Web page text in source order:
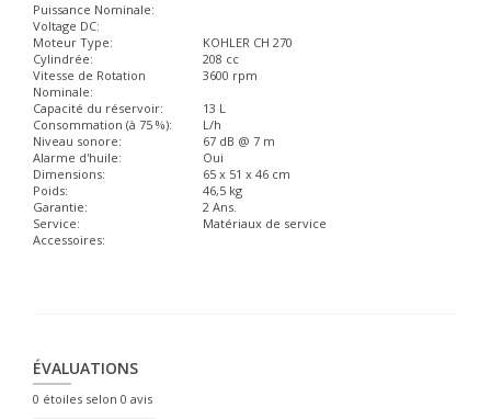
Puissance Nominale:
Voltage DC:
Moteur Type:
KOHLER CH 270
Cylindrée:
208 cc
Vitesse de Rotation
Nominale:
3600 rpm
Capacité du réservoir:
13 L
Consommation (à 75 %):
L/h
Niveau sonore:
67 dB @ 7 m
Alarme d'huile:
Oui
Dimensions:
65 x 51 x 46 cm
Poids:
46,5 kg
Garantie:
2 Ans.
Service:
Matériaux de service
Accessoires:
ÉVALUATIONS
0 étoiles selon 0 avis